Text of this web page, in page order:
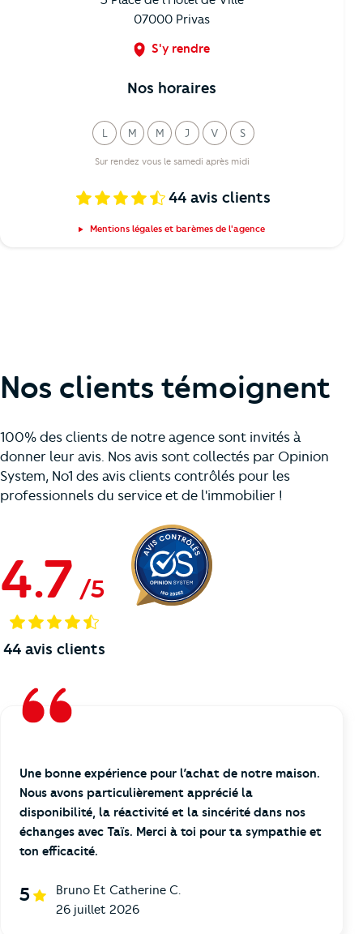
07000 Privas
S'y rendre
Nos horaires
L
undi
M
ardi
M
ercredi
J
eudi
V
endredi
S
amedi
Sur rendez vous le samedi après midi
44avis clients
Mentions légales et barèmes de l'agence
Nos clients témoignent
100% des clients de notre agence sont invités à
donner leur avis. Nos avis sont collectés par Opinion
System, No1 des avis clients contrôlés pour les
professionnels du service et de l'immobilier !
4.7 /5
44 avis clients
Une bonne expérience pour l’achat de notre maison.
Nous avons particulièrement apprécié la
disponibilité, la réactivité et la sincérité dans nos
échanges avec Taïs. Merci à toi pour ta sympathie et
ton efficacité.
5
Bruno Et Catherine C.
26 juillet 2026